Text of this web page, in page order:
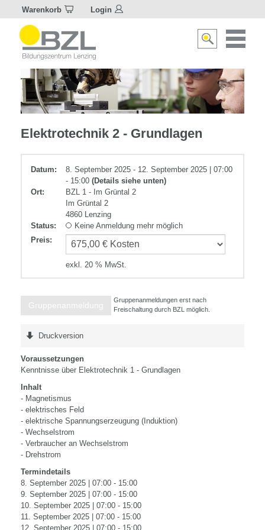
Warenkorb Login
Suche
Elektrotechnik
Elektrotechnik 2 - Grundlagen
Datum:
8. September 2025 - 12. September 2025 | 07:00
- 15:00 (Details siehe unten)
Ort:
BZL 1 - Im Grüntal 2
Im Grüntal 2
4860 Lenzing
Status:
Keine Anmeldung mehr möglich
Preis:
exkl. 20 % MwSt.
Gruppenanmeldung
Gruppenanmeldungen erst nach
Freischaltung durch BZL möglich.
Druckversion
Voraussetzungen
Kenntnisse über Elektrotechnik 1 - Grundlagen
Inhalt
- Magnetismus
- elektrisches Feld
- elektrische Spannungserzeugung (Induktion)
- Wechselstrom
- Verbraucher an Wechselstrom
- Drehstrom
Termindetails
8. September 2025 | 07:00 - 15:00
9. September 2025 | 07:00 - 15:00
10. September 2025 | 07:00 - 15:00
11. September 2025 | 07:00 - 15:00
12. September 2025 | 07:00 - 15:00